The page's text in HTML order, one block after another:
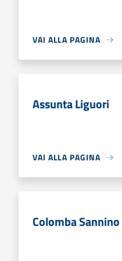
VAI ALLA PAGINA
Assunta Liguori
VAI ALLA PAGINA
Colomba Sannino